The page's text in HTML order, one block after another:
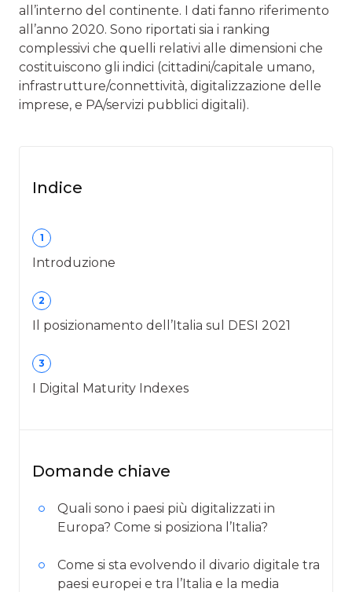
all’interno del continente. I dati fanno riferimento
all’anno 2020. Sono riportati sia i ranking
complessivi che quelli relativi alle dimensioni che
costituiscono gli indici (cittadini/capitale umano,
infrastrutture/connettività, digitalizzazione delle
imprese, e PA/servizi pubblici digitali).
Indice
1
Introduzione
2
Il posizionamento dell’Italia sul DESI 2021
3
I Digital Maturity Indexes
Domande chiave
Quali sono i paesi più digitalizzati in
Europa? Come si posiziona l’Italia?
Come si sta evolvendo il divario digitale tra
paesi europei e tra l’Italia e la media